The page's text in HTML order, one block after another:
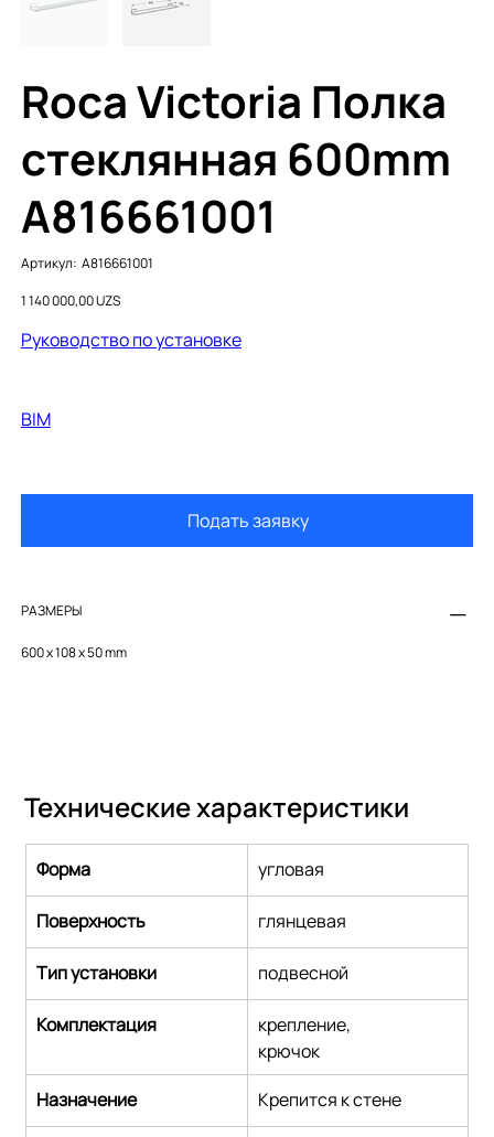
Roca Victoria Полка
стеклянная 600mm
A816661001
Артикул:
Артикул:
A816661001
A816661001
Цена
1 140 000,00 UZS
Руководство по установке
BIM
Подать заявку
РАЗМЕРЫ
600 x 108 x 50 mm
Технические характеристики
Форма угловая
Поверхность глянцевая
Тип установки подвесной
Комплектация
крепление,
крючок
Назначение
Крепится к стене